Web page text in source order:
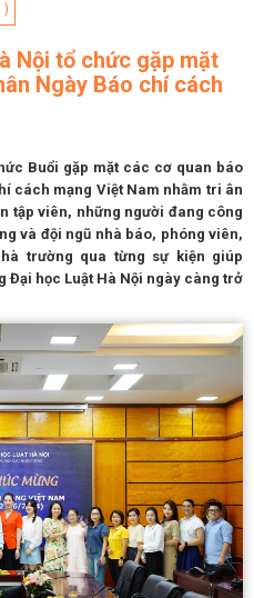
)
Nội tổ chức gặp mặt
Ngày Báo chí cách
Buổi gặp mặt các cơ quan báo
cách mạng Việt Nam nhằm tri ân
tập viên, những người đang công
và đội ngũ nhà báo, phóng viên,
trường qua từng sự kiện giúp
Đại học Luật Hà Nội ngày càng trở